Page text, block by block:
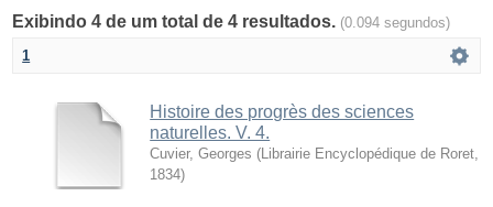
Exibindo 4 de um total de 4 resultados. (0.094 segundos)
1
Histoire des progrès des sciences
naturelles. V. 4.
Cuvier, Georges ( Librairie Encyclopédique de Roret
1834)